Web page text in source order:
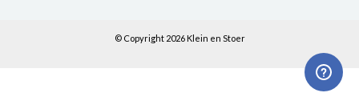
© Copyright 2026 Klein en Stoer